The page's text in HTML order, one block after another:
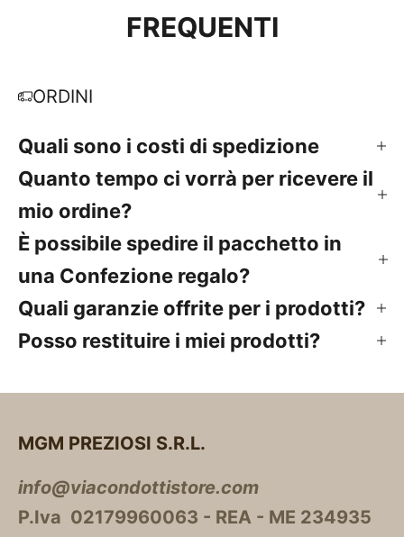
FREQUENTI
ORDINI
Quali sono i costi di spedizione
Quanto tempo ci vorrà per ricevere il
mio ordine?
È possibile spedire il pacchetto in
una Confezione regalo?
Quali garanzie offrite per i prodotti?
Posso restituire i miei prodotti?
MGM PREZIOSI S.R.L.
info@viacondottistore.com
P.Iva 02179960063 - REA - ME 234935